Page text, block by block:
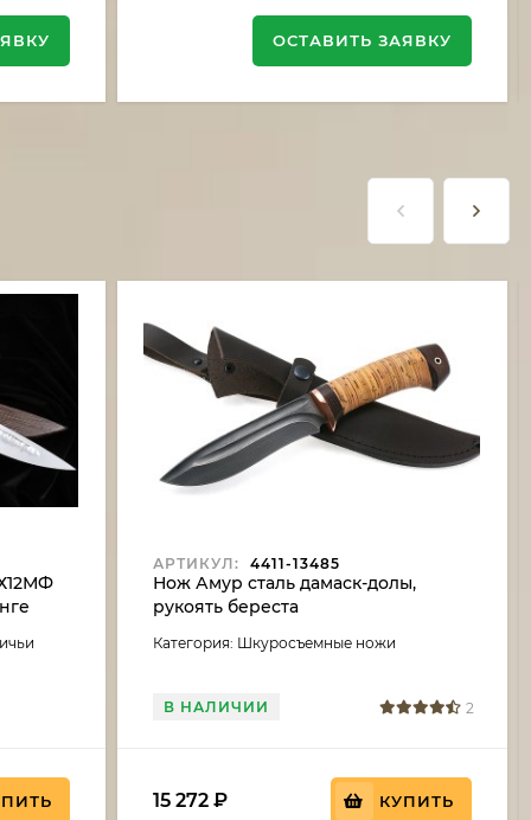
ОСТАВИТЬ ЗАЯВКУ
АРТИКУЛ: 4411-13485
Нож Амур сталь дамаск-долы,
рукоять береста
Категория: Шкуросъемные ножи
В НАЛИЧИИ 2
15 272 ₽ КУПИТЬ